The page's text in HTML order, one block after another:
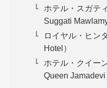
ホテル・スガテ
Suggati
ロイヤル・ヒン
Hotel）
ホテル・クイー
Queen Jamadevi